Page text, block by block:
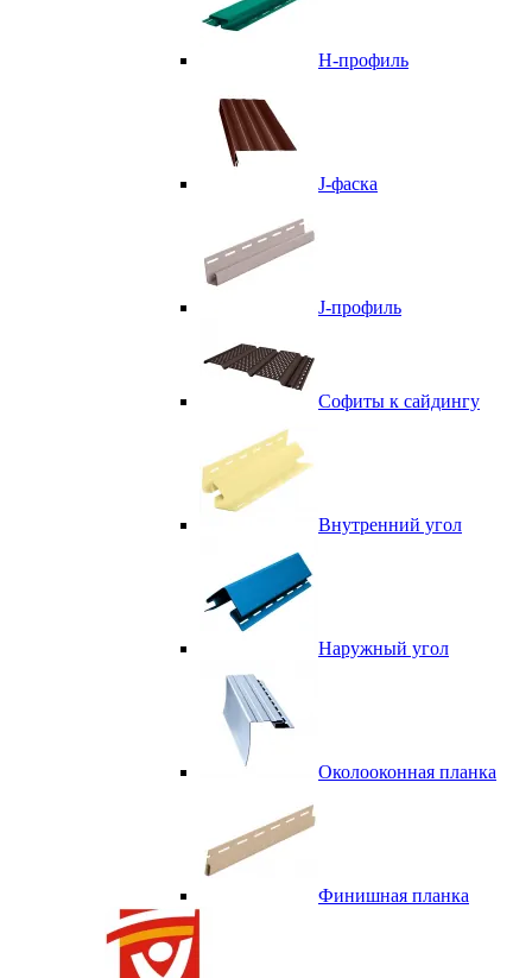
Н-профиль
J-фаска
J-профиль
Софиты к сайдингу
Внутренний угол
Наружный угол
Околооконная планка
Финишная планка